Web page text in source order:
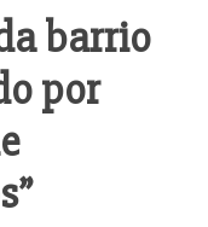
barrio
por